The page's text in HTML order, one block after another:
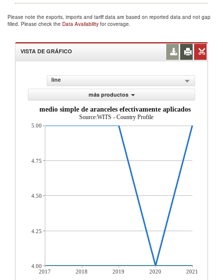
Please note the exports, imports and tariff data are based on reported data and not gap
filled. Please check the Data Availability for coverage.
VISTA DE GRÁFICO
line
más productos
Promedio simple de aranceles efectivamente aplicados (%)
Source:WITS - Country Profile
2017 2018 2019 2020
2021
5.00
4.75
4.50
4.25
4.00